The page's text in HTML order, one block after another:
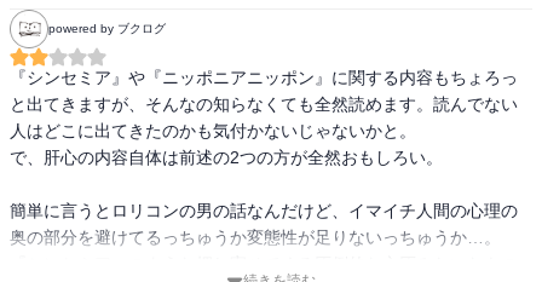
にしても私、今こうやってレビュー読むと、男の善悪の立ち位置が
コロコロ変わってる(笑)中身のない子(笑)
ちなみに全４話短篇集の中、グランドフィナーレともう一個読ん
で、放置中。
対的な命令の如き強制力を及ぼしてしまう。』・・・だよね。遺言
は、自己完結の楽しいものにしましょう。
powered by ブクログ
『シンセミア』や『ニッポニアニッポン』に関する内容もちょろっ
と出てきますが、そんなの知らなくても全然読めます。読んでない
人はどこに出てきたのかも気付かないじゃないかと。
で、肝心の内容自体は前述の2つの方が全然おもしろい。
簡単に言うとロリコンの男の話なんだけど、イマイチ人間の心理の
奥の部分を避けてるっちゅうか変態性が足りないっちゅうか…。